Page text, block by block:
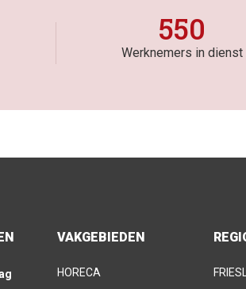
550
Werknemers in dienst
VAKGEBIEDEN
HORECA